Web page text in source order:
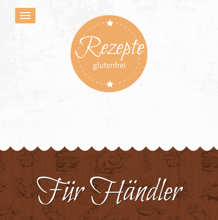
Rezepte
glutenfrei
Für Händler